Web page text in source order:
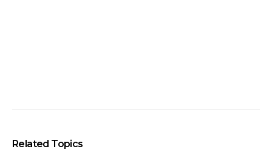
Related Topics